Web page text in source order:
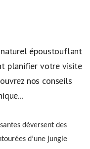
naturel époustouflant
planifier votre visite
nos conseils
déversent des
d’une jungle